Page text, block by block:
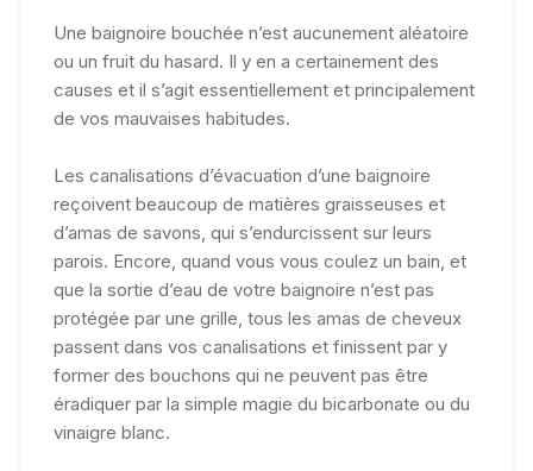
Une baignoire bouchée n’est aucunement aléatoire
ou un fruit du hasard. Il y en a certainement des
causes et il s’agit essentiellement et principalement
de vos mauvaises habitudes.
Les canalisations d’évacuation d’une baignoire
reçoivent beaucoup de matières graisseuses et
d’amas de savons, qui s’endurcissent sur leurs
parois. Encore, quand vous vous coulez un bain, et
que la sortie d’eau de votre baignoire n’est pas
protégée par une grille, tous les amas de cheveux
passent dans vos canalisations et finissent par y
former des bouchons qui ne peuvent pas être
éradiquer par la simple magie du bicarbonate ou du
vinaigre blanc.